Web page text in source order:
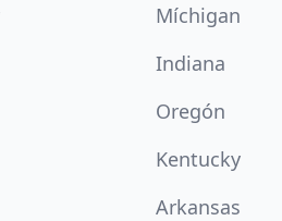
Míchigan
Indiana
Oregón
Kentucky
Arkansas